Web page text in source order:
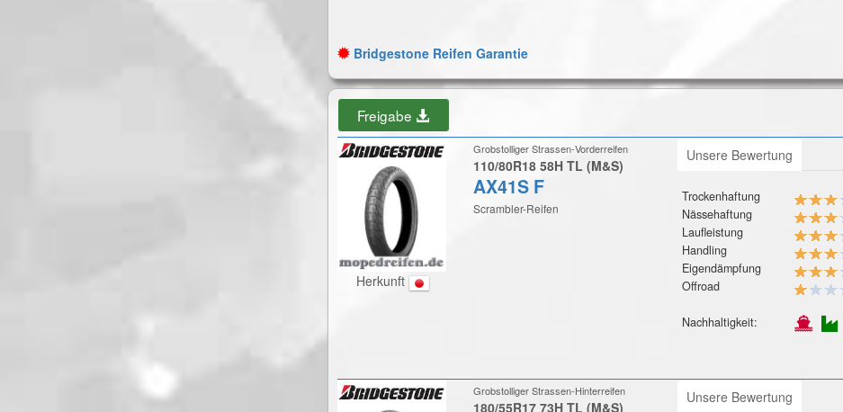
Bridgestone Reifen Garantie
Freigabe
Herkunft
Grobstolliger Strassen-Vorderreifen
110/80R18 58H TL (M&S)
AX41S F
Scrambler-Reifen
Unsere Bewertung
Trockenhaftung
Nässehaftung
Laufleistung
Handling
Eigendämpfung
Offroad
Nachhaltigkeit:
Grobstolliger Strassen-Hinterreifen
180/55R17 73H TL (M&S)
Unsere Bewertung